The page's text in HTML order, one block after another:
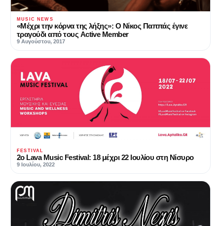
MUSIC NEWS
«Μέχρι την κόρνα της λήξης»: Ο Νίκος Παππάς έγινε
τραγούδι από τους Active Member
9 Αυγούστου, 2017
FESTIVAL
2ο Lava Music Festival: 18 μέχρι 22 Ιουλίου στη Νίσυρο
9 Ιουλίου, 2022